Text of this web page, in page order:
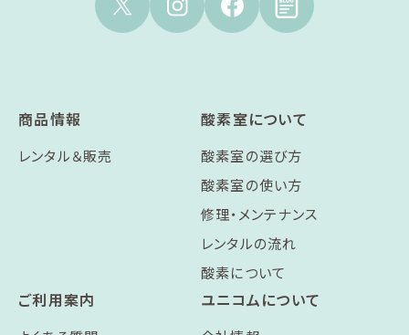
商品情報
レンタル＆販売
酸素室について
酸素室の選び方
酸素室の使い方
修理・メンテナンス
レンタルの流れ
酸素について
ご利用案内 ユニコムについて